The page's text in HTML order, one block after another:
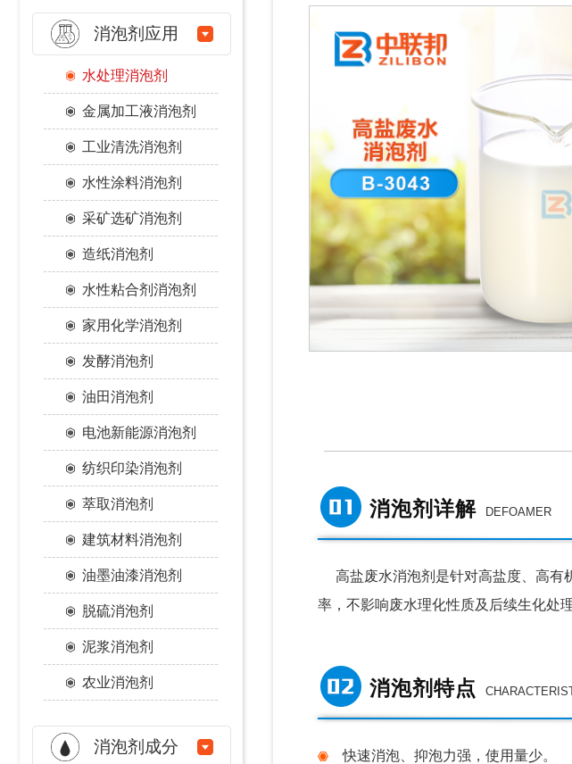
消泡剂应用
水处理消泡剂
金属加工液消泡剂
工业清洗消泡剂
水性涂料消泡剂
采矿选矿消泡剂
造纸消泡剂
水性粘合剂消泡剂
家用化学消泡剂
发酵消泡剂
油田消泡剂
电池新能源消泡剂
纺织印染消泡剂
萃取消泡剂
建筑材料消泡剂
油墨油漆消泡剂
脱硫消泡剂
泥浆消泡剂
农业消泡剂
消泡剂成分
消泡剂详解 DEFOAMER
高盐废水消泡剂 是针对高盐度、高有
率，不影响废水理化性质及后续生化处理
消泡剂特点
快速消泡、抑泡力强， 使用量少。